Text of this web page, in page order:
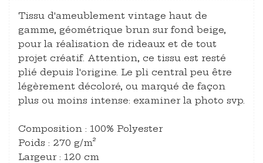
Tissu d'ameublement vintage haut de
gamme, géométrique brun sur fond beige,
pour la réalisation de rideaux et de tout
projet créatif. Attention, ce tissu est resté
plié depuis l'origine. Le pli central peu être
légèrement décoloré, ou marqué de façon
plus ou moins intense: examiner la photo svp.
Composition : 100% Polyester
Poids : 270 g/m²
Largeur : 120 cm